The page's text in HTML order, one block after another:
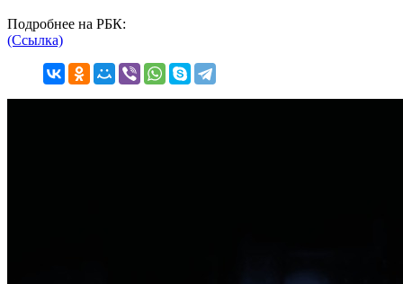
Подробнее на РБК:
(Ссылка)